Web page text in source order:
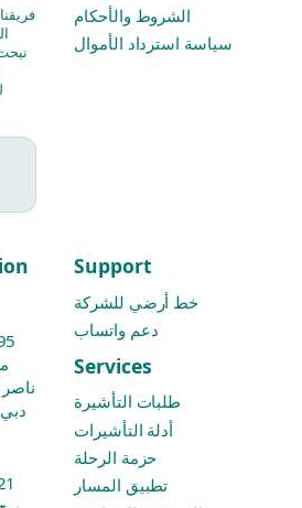
الشروط والأحكام
سياسة استرداد الأموال
Support
خط أرضي للشركة
دعم واتساب
Services
طلبات التأشيرة
أدلة التأشيرات
حزمة الرحلة
تطبيق المسار